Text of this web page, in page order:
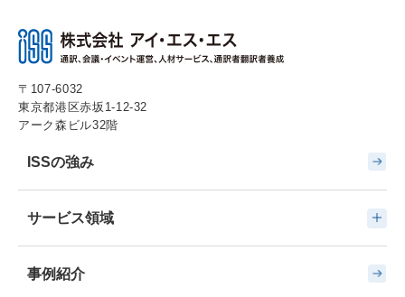
〒107-6032
東京都港区赤坂1-12-32
アーク森ビル32階
ISSの強み
サービス領域
事例紹介